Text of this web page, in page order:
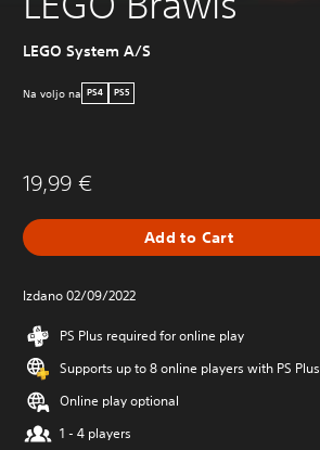
LEGO System A/S
Na voljo na PS4 PS5
19,99 €
Add to Cart
Izdano 02/09/2022
PS Plus required for online play
Supports up to 8 online players with PS Plus
Online play optional
1 - 4 players